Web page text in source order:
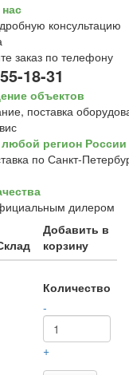
консультацию
заказ по телефону
18-31
объектов
поставка
регион России
по Санкт-
дилером
Добавить в
корзину
Количество
-
+